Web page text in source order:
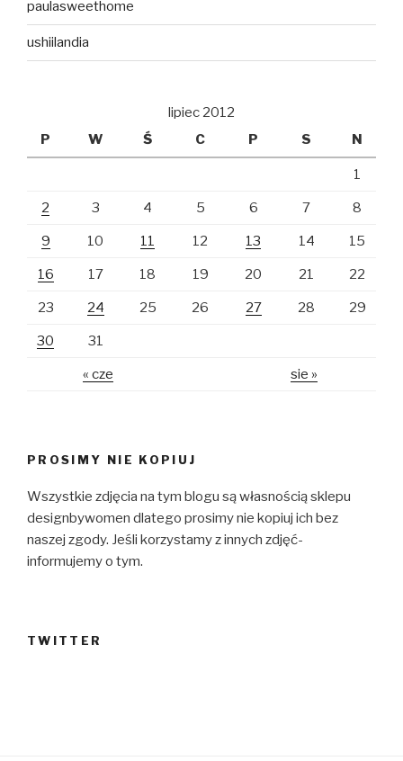
paulasweethome
ushiilandia
lipiec 2012
P
W Ś C P S N
« cze sie »
1
2 3 4 5 6 7 8
9 10 11 12 13 14 15
16 17 18 19 20 21 22
23 24 25 26 27 28 29
30 31
PROSIMY NIE KOPIUJ
Wszystkie zdjęcia na tym blogu są własnością sklepu
designbywomen dlatego prosimy nie kopiuj ich bez
naszej zgody. Jeśli korzystamy z innych zdjęć-
informujemy o tym.
TWITTER